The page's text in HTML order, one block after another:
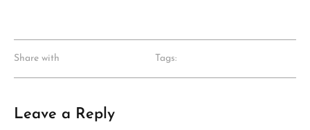
Share with Tags:
Leave a Reply